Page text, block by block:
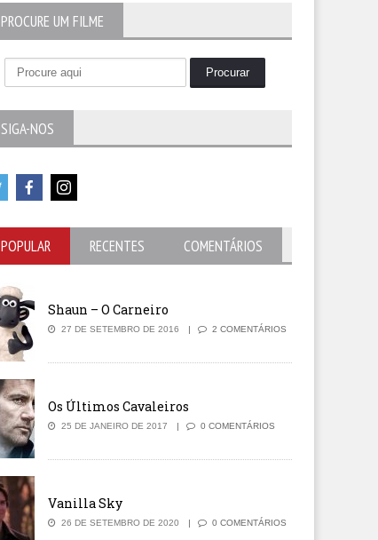
PROCURE UM FILME
SIGA-NOS
POPULAR RECENTES COMENTÁRIOS
Shaun – O Carneiro
27 DE SETEMBRO DE 2016 2 COMENTÁRIOS
Os Últimos Cavaleiros
25 DE JANEIRO DE 2017 0 COMENTÁRIOS
Vanilla Sky
26 DE SETEMBRO DE 2020 0 COMENTÁRIOS